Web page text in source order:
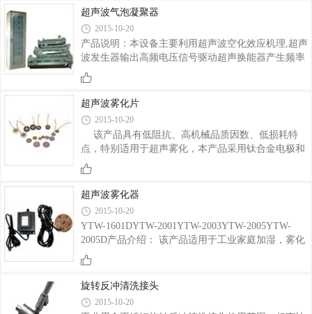
机理表现如下：空化效应、活化效应、剪切效应和抑
制效应。(1)“空化”效应超声波在液体中产生每秒数十
万次震动，将液体振碎成大量微小气泡，这些气泡在
连续的作用下，会迅速增长，然后突然闭合，产生冲
击波，在气泡周围产生几千大气压的压力和局部高
温，这种物理现象称为超声空化。空化所产生的巨大
超声波气泡凝聚器
2015-10-20
产品说明：本设备主要利用超声波空化效应机理,超声
波发生器输出高频电压信号驱动超声换能器产生频率
为28-40KHz的超声波，利用空化效应所产生的巨大能
量对流经设备的液体进行强烈的分散处理。既起到乳
化均质的功效，又驱除液体内部大量微小气泡,聚集成
大气泡后破碎，达到驱泡、均质处理的要求，同时防
止产生沉淀。适用于食品行业、化工行业、水处理等
行业的管道运输方面。
超声波雾化片
2015-10-20
该产品具有低阻抗、高机械品质因数、低损耗特
点，特别适用于超声雾化，本产品采用钛合金电极和
镍合金电极，耐腐、耐振、抗老化、强度高，雾化效
果优异等特点,累计工作时间大于5000小时。规格参
数：型 号尺寸(mm)回路输入电压(V)谐振频率(KHz)
谐振阻抗(Q)静态电容(PF)雾化(ml／h)寿命(h)YTl6-
17φ16x1.2AC24—481700 ±50≤ 21200±10％≥
150≥5000YT20-17φ20x1.2AC24—481700 ±50≤
1.21800±10％≥300≥5000YT25-16φ25x1.2AC38—
501650±50≤ 1.21800±15％≥350≥5000 本公司竭诚
超声波雾化器
2015-10-20
YTW-1601DYTW-2001YTW-2003YTW-2005YTW-
2005D产品介绍： 该产品适用于工业家庭加湿，雾化
盆景。输入电源电压范围AC24—48V,雾化量从150ml/
小时—1500ml/小时。补充说明：空白表示不带彩
灯，D表示带灯规格参数表：型号输入电压功率雾化
量尺寸寿命备注YTW-
1601DAC24V20W150ml/hΦ47×45≥2000小时带灯
旋转反冲清洗接头
2015-10-20